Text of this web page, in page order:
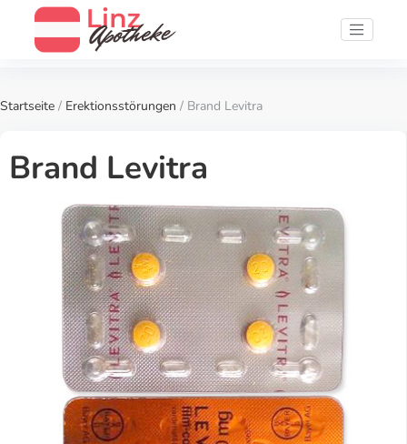
Startseite / Erektionsstörungen / Brand Levitra
Brand Levitra